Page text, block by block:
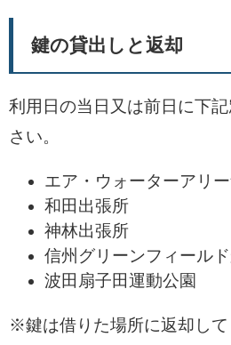
鍵の貸出しと返却
利用日の当日又は前日に下
さい。
エア・ウォーターアリ
和田出張所
神林出張所
信州グリーンフィール
波田扇子田運動公園
※鍵は借りた場所に返却して